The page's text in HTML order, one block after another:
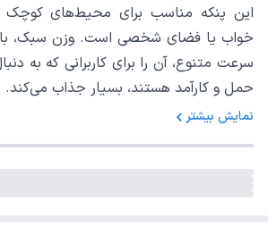
این پنکه مناسب برای محیط‌های کوچک
خواب یا فضای شخصی است. وزن سبک،
سرعت متنوع، آن را برای کاربرانی که به
حمل و کارآمد هستند، بسیار جذاب می‌کند.
نمایش بیشتر